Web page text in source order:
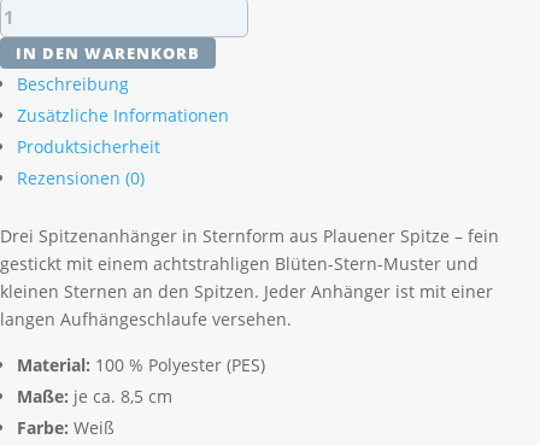
Plauener
Spitze
Stern-
Anhänger
3er
Set
Menge
IN DEN WARENKORB
Beschreibung
Zusätzliche Informationen
Produktsicherheit
Rezensionen (0)
Drei Spitzenanhänger in Sternform aus Plauener Spitze – fein
gestickt mit einem achtstrahligen Blüten-Stern-Muster und
kleinen Sternen an den Spitzen. Jeder Anhänger ist mit einer
langen Aufhängeschlaufe versehen.
Material: 100 % Polyester (PES)
Maße: je ca. 8,5 cm
Farbe: Weiß